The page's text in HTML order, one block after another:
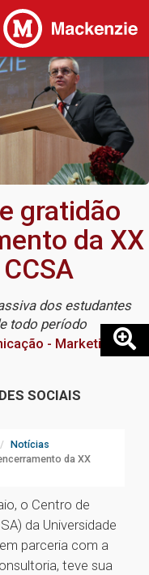
gratidão
da XX
dos estudantes
todo período
- Marketing
SOCIAIS
Notícias
da XX
o Centro de
da Universidade
parceria com a
teve sua